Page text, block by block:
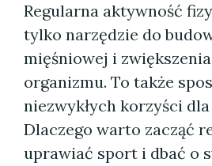
Regularna aktywność
tylko narzędzie do
mięśniowej i
organizmu. To także
niezwykłych korzyści dla
Dlaczego warto zacząć
uprawiać sport i dbać o